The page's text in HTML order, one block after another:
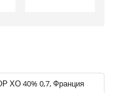
ХО 40% 0,7, Франция